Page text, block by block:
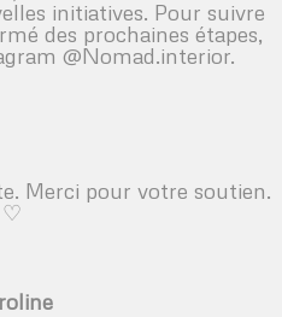
initiatives. Pour suivre
des prochaines étapes,
@Nomad.interior.
Merci pour votre soutien.
♡